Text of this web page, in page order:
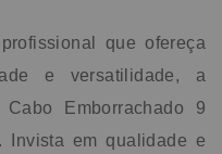
que ofereça
e versatilidade, a
Emborrachado 9
Invista em qualidade e